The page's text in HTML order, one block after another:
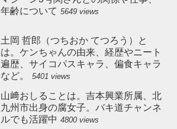
年齢について 5649 views
土岡 哲郎（つちおか てつろう）と
は。ケンちゃんの由来、経歴やニート
遍歴、サイコパスキャラ、偏食キャラ
など。
5401 views
山﨑おしることは。吉本興業所属、北
九州市出身の腐女子。バキ道チャンネ
ルでも活躍中 4800 views